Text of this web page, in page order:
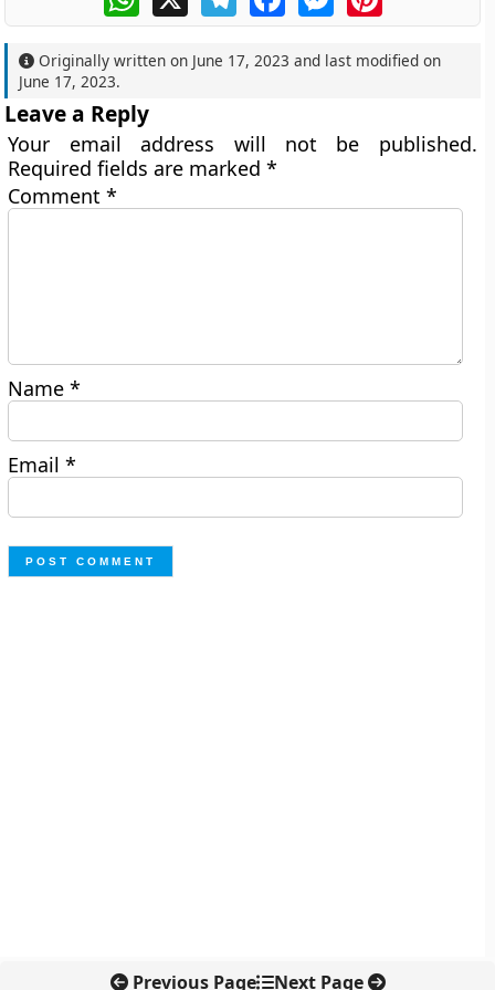
Originally written on June 17, 2023 and last modified on
June 17, 2023.
Leave a Reply
Your email address will not be published.
Required fields are marked*
Comment*
Name*
Email*
Previous Page Next Page